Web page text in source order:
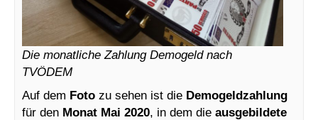
Die monatliche Zahlung Demogeld nach
TVÖDEM
Auf dem Foto zu sehen ist die Demogeldzahlung
für den Monat Mai 2020, in dem die ausgebildete